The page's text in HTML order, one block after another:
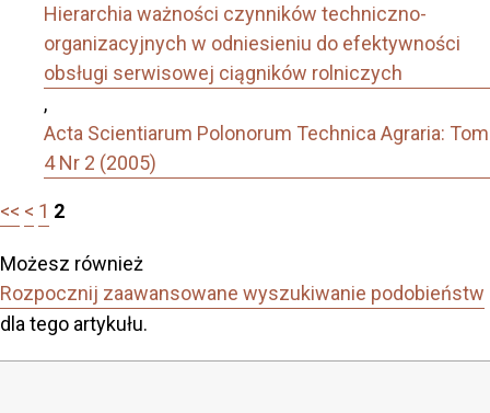
Hierarchia ważności czynników techniczno-
organizacyjnych w odniesieniu do efektywności
obsługi serwisowej ciągników rolniczych
,
Acta Scientiarum Polonorum Technica Agraria: Tom
4 Nr 2 (2005)
<< < 1 2
Możesz również
Rozpocznij zaawansowane wyszukiwanie podobieństw
dla tego artykułu.